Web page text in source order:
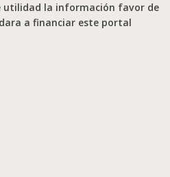
utilidad la información favor de
a financiar este portal